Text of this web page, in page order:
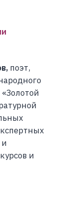
поэт,
и